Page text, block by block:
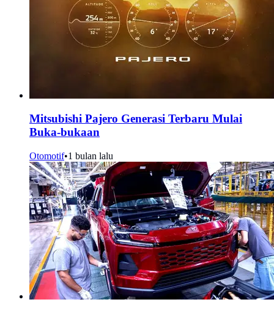
Mitsubishi Pajero Generasi Terbaru Mulai
Buka-bukaan
Otomotif•1 bulan lalu